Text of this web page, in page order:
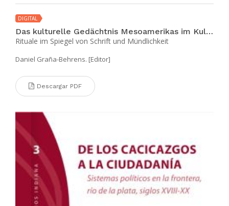
DIGITAL
Das kulturelle Gedächtnis Mesoamerikas im Kulturvergleich zum Alten China
Rituale im Spiegel von Schrift und Mündlichkeit
Daniel Graña-Behrens. [Editor]
Descargar PDF